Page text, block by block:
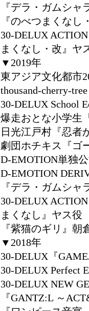
『デラ・ガムシャ
『のべつまくなし
30-DELUX
まくなし・改』ヤ
▼2019年
東アジア文化都市
thousand-cherry-
30-DELUX School
爆走おとな小学生
日光江戸村『忍者
劇団ホチキス『ゴ
D-EMOTION単独
D-EMOTION
『デラ・ガムシャ
30-DELUX
まくなし』ヤス役
『紫猫のギリ』朝
▼2018年
30-DELUX『
30-DELUX Perfect
30-DELUX NEW
『GANTZ:L ～